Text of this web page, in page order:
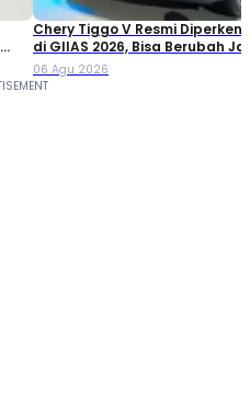
Chery Tiggo V Resmi
di GIIAS 2026, Bisa Berubah
Double Cabin
06 Agu 2026